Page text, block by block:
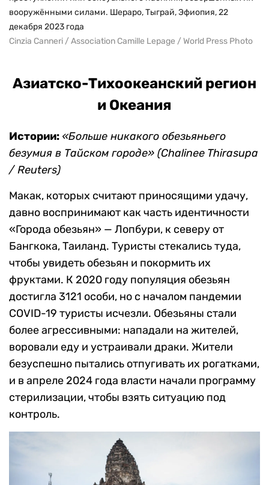
вооружёнными силами. Шераро, Тыграй, Эфиопия, 22
декабря 2023 года
Cinzia Canneri / Association Camille Lepage / World Press Photo
Азиатско-Тихоокеанский регион
и Океания
Истории: «Больше никакого обезьяньего
безумия в Тайском городе» (Chalinee Thirasupa
/ Reuters)
Макак, которых считают приносящими удачу,
давно воспринимают как часть идентичности
«Города обезьян» — Лопбури, к северу от
Бангкока, Таиланд. Туристы стекались туда,
чтобы увидеть обезьян и покормить их
фруктами. К 2020 году популяция обезьян
достигла 3121 особи, но с началом пандемии
COVID-19 туристы исчезли. Обезьяны стали
более агрессивными: нападали на жителей,
воровали еду и устраивали драки. Жители
безуспешно пытались отпугивать их рогатками,
и в апреле 2024 года власти начали программу
стерилизации, чтобы взять ситуацию под
контроль.